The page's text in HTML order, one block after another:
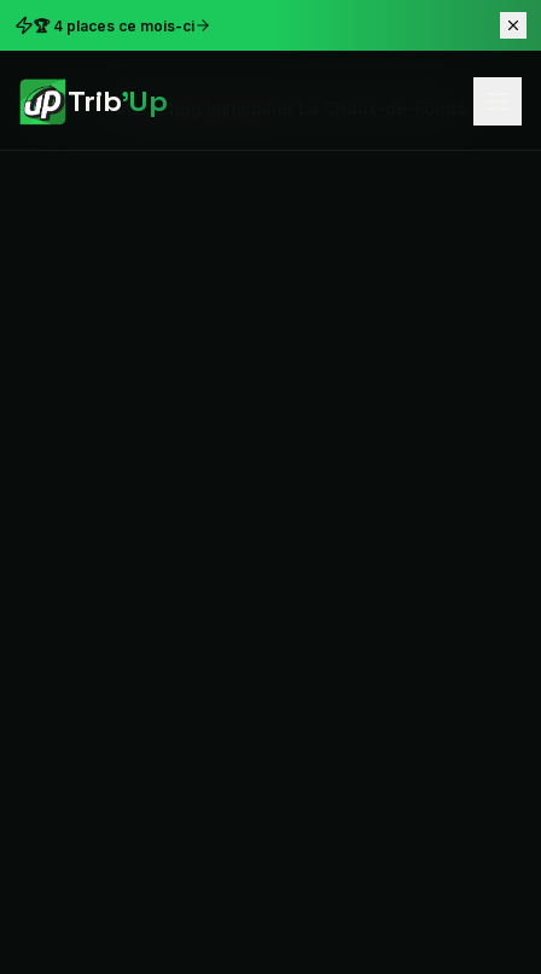
🏆 4 places ce mois-ci
Trib'Up
Accueil Marketing Immobilier La Chaux-de-Fonds